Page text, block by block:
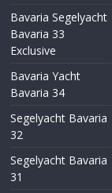
Bavaria Segelyacht
Bavaria 33
Exclusive
Bavaria Yacht
Bavaria 34
Segelyacht Bavaria
32
Segelyacht Bavaria
31